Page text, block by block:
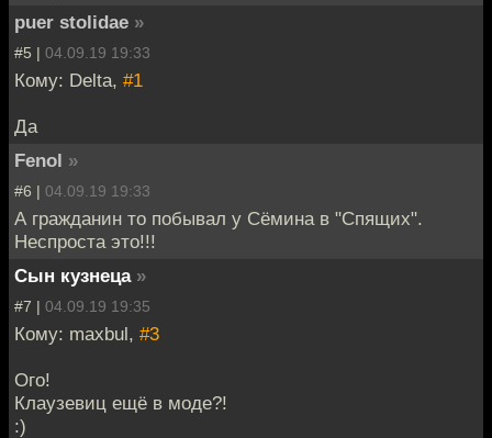
puer stolidae »
#5 | 04.09.19 19:33
Кому: Delta, #1
Да
Fenol »
#6 | 04.09.19 19:33
А гражданин то побывал у Сёмина в "Спящих".
Неспроста это!!!
Сын кузнеца »
#7 | 04.09.19 19:35
Кому: maxbul, #3
Ого!
Клаузевиц ещё в моде?!
:)